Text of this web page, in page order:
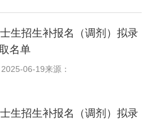
生招生补报名（调剂）拟录
名单
06-19来源：
生招生补报名（调剂）拟录